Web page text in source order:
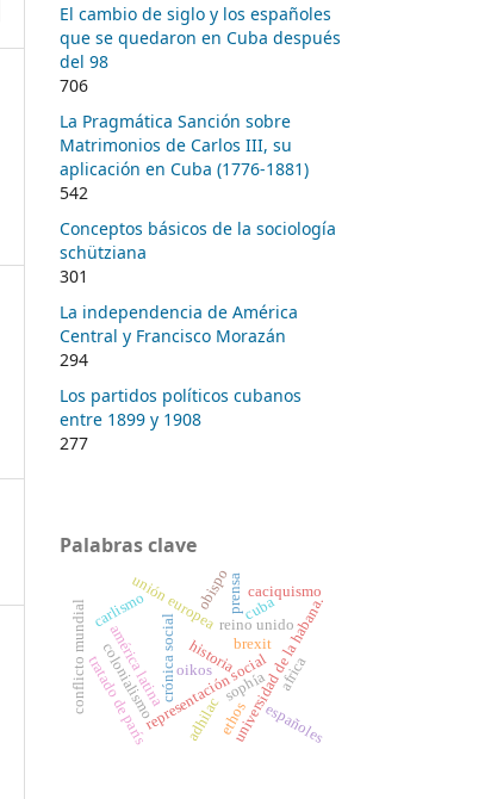
El cambio de siglo y los españoles
que se quedaron en Cuba después
del 98
706
La Pragmática Sanción sobre
Matrimonios de Carlos III, su
aplicación en Cuba (1776-1881)
542
Conceptos básicos de la sociología
schütziana
301
La independencia de América
Central y Francisco Morazán
294
Los partidos políticos cubanos
entre 1899 y 1908
277
Palabras clave
crónica social
representación social
adhilac
historiauniversidad de la habana.
américa latina brexit
reino unido
unión europea cuba
españoles
prensa
tratado de parís
colonialismo africa
conflicto mundial carlismo caciquismo
oikos sophía
ethos
obispo